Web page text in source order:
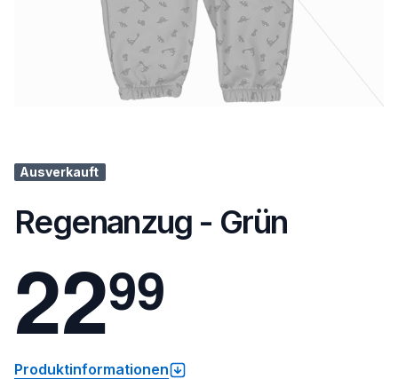
Ausverkauft
Regenanzug - Grün
2299
Produktinformationen